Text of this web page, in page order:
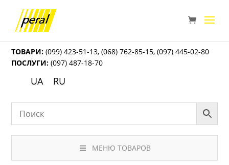
ТОВАРИ: (099) 423-51-13,(068) 762-85-15,(097) 445-02-80
ПОСЛУГИ: (097) 487-18-70
UA RU
МЕНЮ ТОВАРОВ